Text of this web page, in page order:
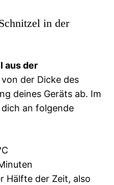
in der
aus der
der Dicke des
deines Geräts ab. Im
an folgende
Hälfte der Zeit, also